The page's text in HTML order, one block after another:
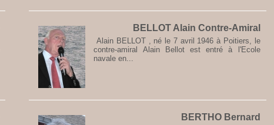
BELLOT Alain Contre-Amiral
Alain BELLOT , né le 7 avril 1946 à Poitiers, le
contre-amiral Alain Bellot est entré à l'Ecole
navale en...
BERTHO Bernard